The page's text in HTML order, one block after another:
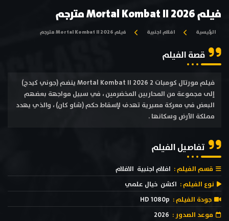
فيلم Mortal Kombat II 2026 مترجم
الرئيسية افلام اجنبية فيلم Mortal Kombat II 2026 مترجم
قصة الفيلم
فيلم مورتال كومبات 2 Mortal Kombat II 2026 ينضم (جوني كيدج)
إلى مجموعة من المحاربين المخضرمين ، في سبيل مواجهة بعضهم
البعض في معركة مصيرية تهدف لإسقاط حكم (شاو كان) ، والذي يهدد
مملكة الأرض وسكانها .
تفاصيل الفيلم
قسم الفيلم : افلام اجنبية الافلام
نوع الفيلم : اكشن خيال علمي
جودة الفيلم : HD 1080p
موعد الصدور : 2026